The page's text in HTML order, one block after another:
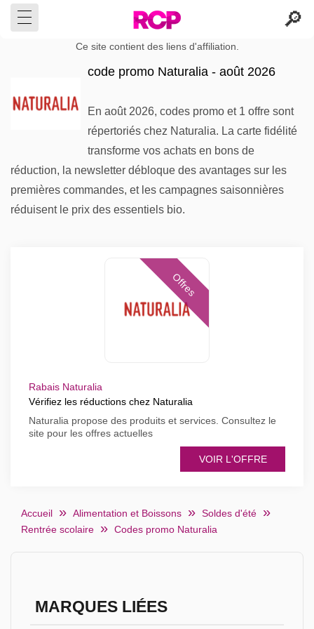
Ce site contient des liens d'affiliation.
code promo Naturalia - août 2026
En août 2026, codes promo et 1 offre sont
répertoriés chez Naturalia. La carte fidélité
transforme vos achats en bons de
réduction, la newsletter débloque des avantages sur les
premières commandes, et les campagnes saisonnières
réduisent le prix des essentiels bio.
Offres
Rabais Naturalia
Vérifiez les réductions chez Naturalia
Naturalia propose des produits et services. Consultez le
site pour les offres actuelles
VOIR L'OFFRE
Accueil Alimentation et Boissons
Soldes d'été
Rentrée scolaire
Codes promo Naturalia
MARQUES LIÉES